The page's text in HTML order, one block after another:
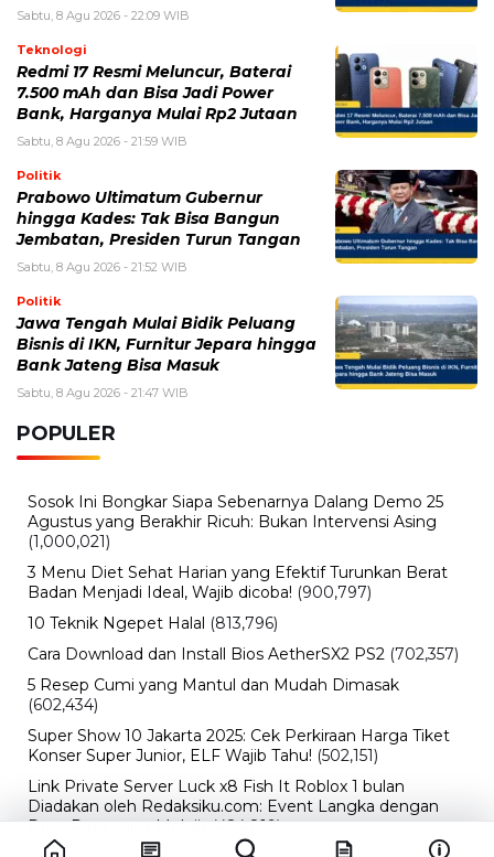
Sabtu, 8 Agu 2026 - 22:09 WIB
Teknologi
Redmi 17 Resmi Meluncur, Baterai
7.500 mAh dan Bisa Jadi Power
Bank, Harganya Mulai Rp2 Jutaan
Sabtu, 8 Agu 2026 - 21:59 WIB
Politik
Prabowo Ultimatum Gubernur
hingga Kades: Tak Bisa Bangun
Jembatan, Presiden Turun Tangan
Sabtu, 8 Agu 2026 - 21:52 WIB
Politik
Jawa Tengah Mulai Bidik Peluang
Bisnis di IKN, Furnitur Jepara hingga
Bank Jateng Bisa Masuk
Sabtu, 8 Agu 2026 - 21:47 WIB
POPULER
Sosok Ini Bongkar Siapa Sebenarnya Dalang Demo 25
Agustus yang Berakhir Ricuh: Bukan Intervensi Asing
(1,000,021)
3 Menu Diet Sehat Harian yang Efektif Turunkan Berat
Badan Menjadi Ideal, Wajib dicoba! (900,797)
10 Teknik Ngepet Halal (813,796)
Cara Download dan Install Bios AetherSX2 PS2 (702,357)
5 Resep Cumi yang Mantul dan Mudah Dimasak
(602,434)
Super Show 10 Jakarta 2025: Cek Perkiraan Harga Tiket
Konser Super Junior, ELF Wajib Tahu! (502,151)
Link Private Server Luck x8 Fish It Roblox 1 bulan
Diadakan oleh Redaksiku.com: Event Langka dengan
Drop Rate yang Melejit (424,819)